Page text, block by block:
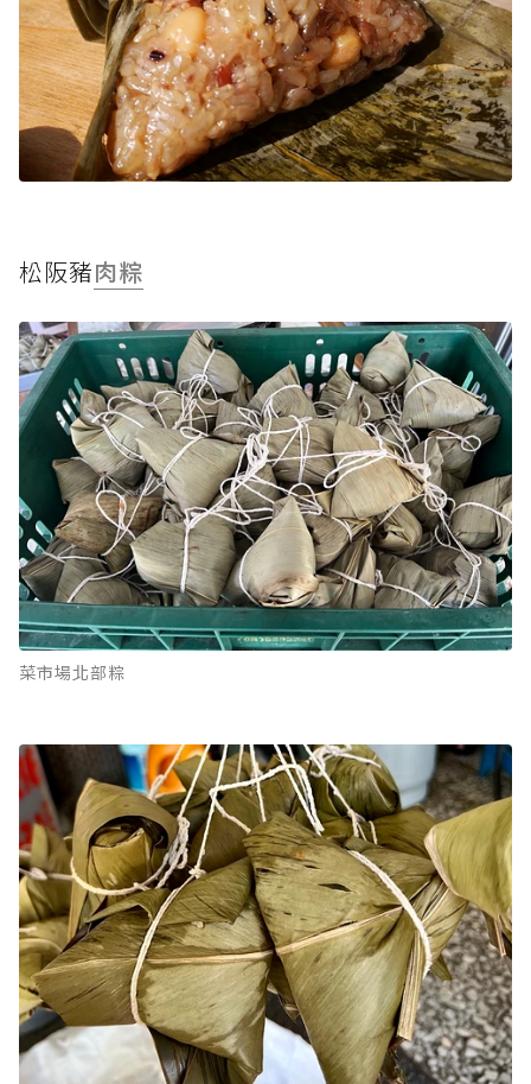
松阪豬肉粽
菜市場北部粽